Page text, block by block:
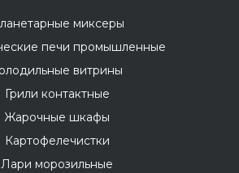
миксеры
печи промышленные
витрины
Грили контактные
Жарочные шкафы
Картофелечистки
Лари морозильные